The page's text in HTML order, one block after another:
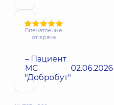
Впечатление
от врача
– Пациент
МС
"Добробут"
02.06.2026